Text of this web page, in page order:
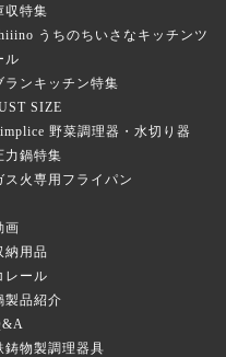
収特集
うちのちいさなキッチンツ
ル
ランキッチン特集
SIZE
野菜調理器・水切り器
力鍋特集
ス火専用フライパン
画
納用品
レール
製品紹介
鋳物製調理器具